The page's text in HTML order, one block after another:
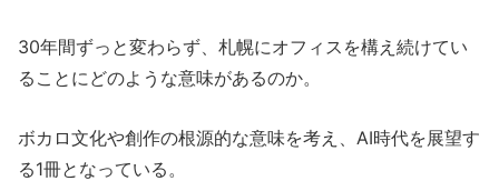
30年間ずっと変わらず、札幌にオフィスを構え続けてい
ることにどのような意味があるのか。
ボカロ文化や創作の根源的な意味を考え、AI時代を展望す
る1冊となっている。